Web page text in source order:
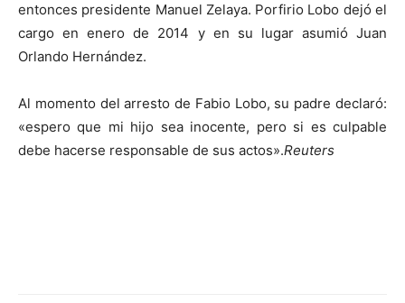
entonces presidente Manuel Zelaya. Porfirio Lobo dejó el
cargo en enero de 2014 y en su lugar asumió Juan
Orlando Hernández.
Al momento del arresto de Fabio Lobo, su padre declaró:
«espero que mi hijo sea inocente, pero si es culpable
debe hacerse responsable de sus actos».Reuters